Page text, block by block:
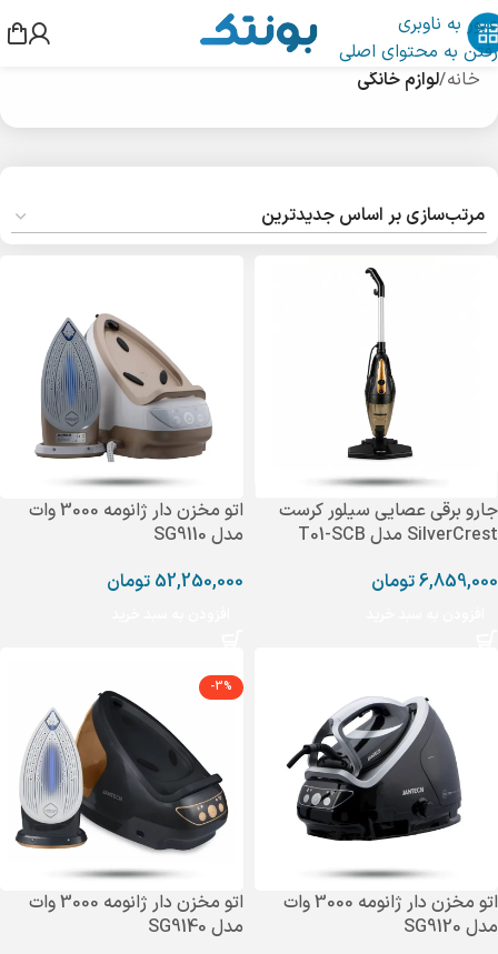
عبور به ناوبری
رفتن به محتوای اصلی
خانه/لوازم خانگی
جارو برقی عصایی سیلور کرست
SilverCrest مدل T01-SCB
6,859,000تومان
اتو مخزن دار ژانومه 3000 وات
مدل SG9110
52,250,000 تومان
اتو مخزن دار ژانومه 3000 وات
مدل SG9120
-3%
اتو مخزن دار ژانومه 3000 وات
مدل SG9140